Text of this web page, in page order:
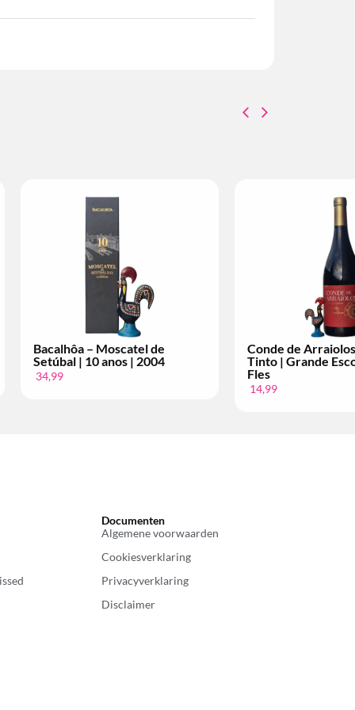
– Vinho
Escolha | Per
Conde de Arraiolos – Vinho
Tinto | Superior | Per Fles
Documenten
Algemene voorwaarden
Cookiesverklaring
Privacyverklaring
Disclaimer